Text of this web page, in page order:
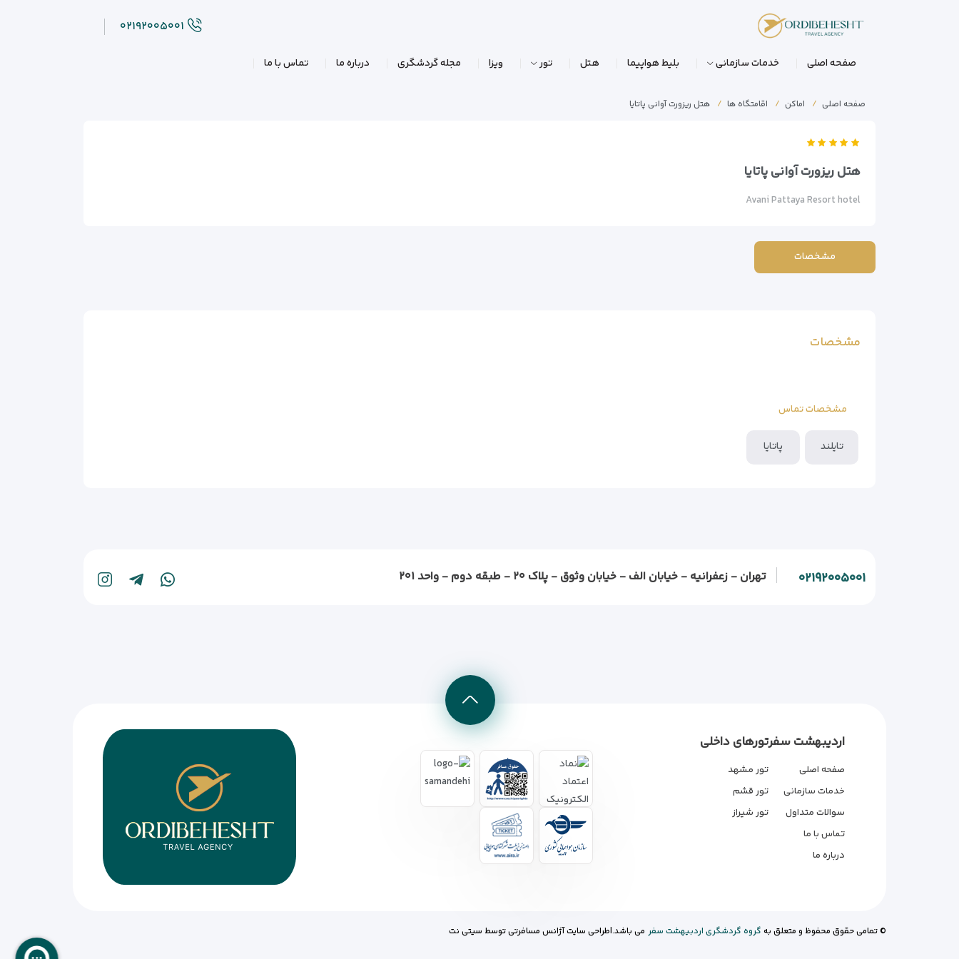
۰۲۱۹۲۰۰۵۰۰۱
صفحه اصلی خدمات سازمانی بلیط هواپیما هتل تور ویزا مجله گردشگری درباره ما تماس با ما
صفحه اصلی اماکن اقامتگاه ها هتل ریزورت آوانی پاتایا
هتل ریزورت آوانی پاتایا
Avani Pattaya Resort hotel
مشخصات
مشخصات
مشخصات تماس
تایلند پاتایا
۰۲۱۹۲۰۰۵۰۰۱ تهران - زعفرانیه - خیابان الف - خیابان وثوق - پلاک ۲۰ - طبقه دوم - واحد ۲۰۱
اردیبهشت سفر
صفحه اصلی
خدمات سازمانی
سوالات متداول
تماس با ما
درباره ما
تورهای داخلی
تور مشهد
تور قشم
تور شیراز
© تمامی حقوق محفوظ و متعلق به گروه گردشگری اردبیهشت سفر می باشد.|طراحی سایت آژانس مسافرتیتوسط سیتی نت